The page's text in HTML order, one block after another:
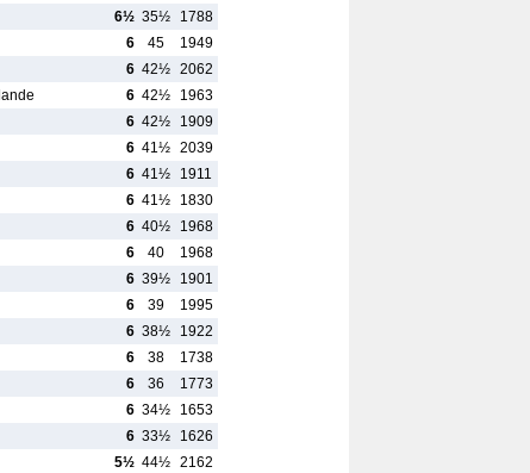
6½ 35½
1788
6 45
1949
6 42½
2062
6 42½
1963
6 42½
1909
6 41½
2039
6 41½
1911
6 41½
1830
6 40½
1968
6 40
1968
6 39½
1901
6 39
1995
6 38½
1922
6 38
1738
6 36
1773
6 34½
1653
6 33½
1626
5½ 44½
2162